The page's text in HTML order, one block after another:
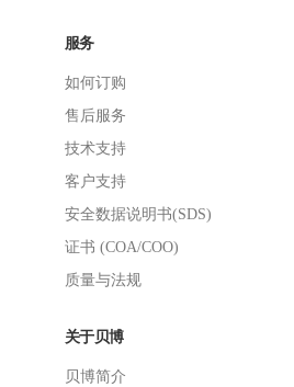
服务
如何订购
售后服务
技术支持
客户支持
安全数据说明书(SDS)
证书 (COA/COO)
质量与法规
关于贝博
贝博简介